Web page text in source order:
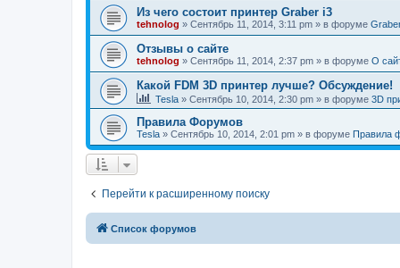
Из чего состоит принтер Graber i3
tehnolog » Сентябрь 11, 2014, 3:11 pm » в форуме
Отзывы о сайте
tehnolog » Сентябрь 11, 2014, 2:37 pm » в форуме О
Какой FDM 3D принтер лучше? Обсуждение!
Tesla » Сентябрь 10, 2014, 2:30 pm » в форуме 3D
Правила Форумов
Tesla » Сентябрь 10, 2014, 2:01 pm » в форуме Правила
Перейти к расширенному поиску
Список форумов